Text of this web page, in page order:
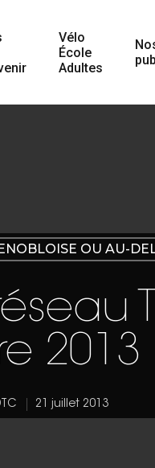
Vélo
École
Adultes
OU AU-
2013
21 juillet 2013